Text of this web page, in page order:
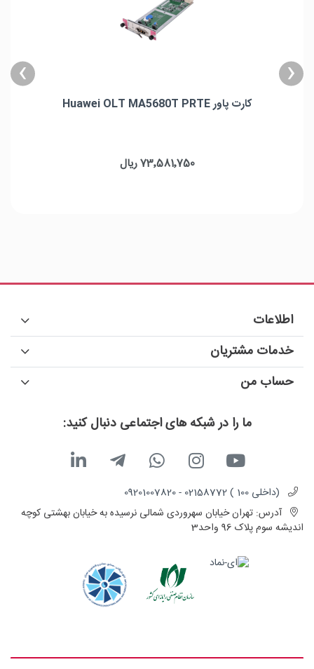
کارت پاور Huawei OLT MA5680T PRTE
73٬581٬750 ریال
‹
›
ما را در شبکه های اجتماعی دنبال کنید:
(داخلی 100 ) 02158772 - 09201007820
آدرس: تهران خیابان سهروردی شمالی نرسیده به خیابان بهشتی کوچه
اندیشه سوم پلاک 96 واحد3
اطلاعات
خدمات مشتریان
حساب من